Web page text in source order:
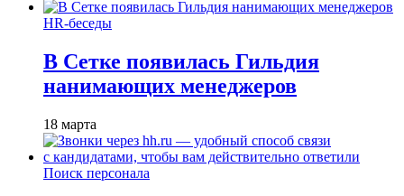
HR-беседы
В Сетке появилась Гильдия
нанимающих менеджеров
18 марта
Поиск персонала